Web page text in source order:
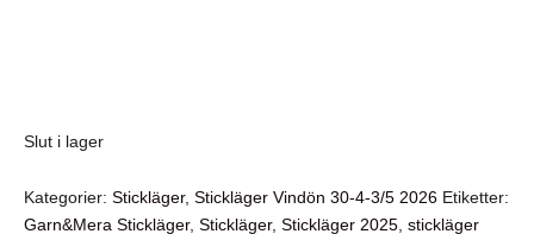
Slut i lager
Kategorier: Stickläger, Stickläger Vindön 30-4-3/5 2026 Etiketter:
Garn&Mera Stickläger, Stickläger, Stickläger 2025 stickläger